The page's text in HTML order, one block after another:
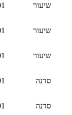
שיעור
שיעור
שיעור
סדנה
סדנה